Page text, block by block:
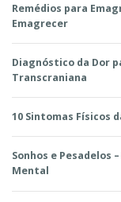
Remédios para
Emagrecer
Diagnóstico da Dor
Transcraniana
10 Sintomas Físicos
Sonhos e Pesadelos
Mental